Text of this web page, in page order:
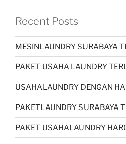
Recent Posts
MESINLAUNDRY SURABAYA
PAKET USAHA LAUNDRY
USAHALAUNDRY DENGAN
PAKETLAUNDRY SURABAYA
PAKET USAHALAUNDRY